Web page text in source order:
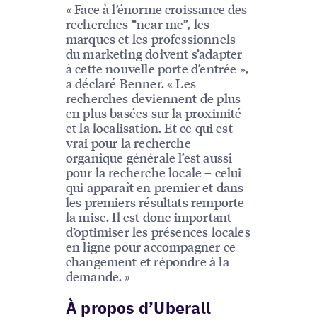
« Face à l’énorme croissance des
recherches “near me”, les
marques et les professionnels
du marketing doivent s’adapter
à cette nouvelle porte d’entrée »,
a déclaré Benner. « Les
recherches deviennent de plus
en plus basées sur la proximité
et la localisation. Et ce qui est
vrai pour la recherche
organique générale l’est aussi
pour la recherche locale – celui
qui apparaît en premier et dans
les premiers résultats remporte
la mise. Il est donc important
d’optimiser les présences locales
en ligne pour accompagner ce
changement et répondre à la
demande. »
À propos d’Uberall